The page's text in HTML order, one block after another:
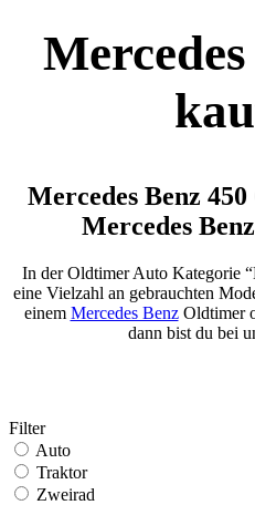
Mercedes Benz
Mercedes
In der Oldtimer Auto Kategorie
eine Vielzahl an gebrauchten
einem Mercedes BenzOldtimer
dann bist du bei
Filter
Auto
Traktor
Zweirad